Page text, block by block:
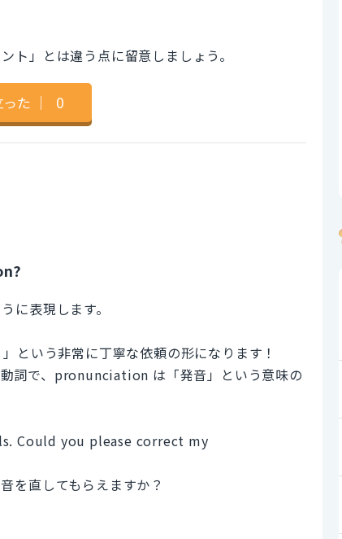
ト」とは違う点に留意しましょう。
た ｜ 0
に表現します。
という非常に丁寧な依頼の形になります！
詞で、pronunciation は「発音」という意味の
Could you please correct my
を直してもらえますか？